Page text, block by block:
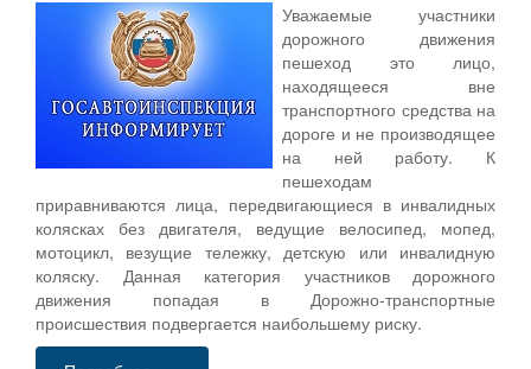
Уважаемые участники
дорожного движения
пешеход это лицо,
находящееся вне
транспортного средства на
дороге и не производящее
на ней работу. К
пешеходам
приравниваются лица, передвигающиеся в инвалидных
колясках без двигателя, ведущие велосипед, мопед,
мотоцикл, везущие тележку, детскую или инвалидную
коляску. Данная категория участников дорожного
движения попадая в Дорожно-транспортные
происшествия подвергается наибольшему риску.